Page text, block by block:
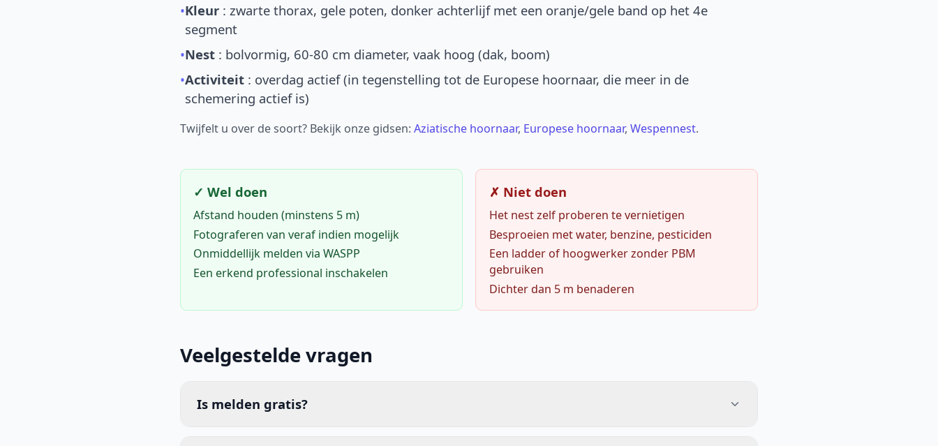
•Kleur : zwarte thorax, gele poten, donker achterlijf met een oranje/gele band op het 4e
segment
•Nest : bolvormig, 60-80 cm diameter, vaak hoog (dak, boom)
•Activiteit : overdag actief (in tegenstelling tot de Europese hoornaar, die meer in de
schemering actief is)
Twijfelt u over de soort? Bekijk onze gidsen: Aziatische hoornaar, Europese hoornaar, Wespennest.
✓ Wel doen
Afstand houden (minstens 5 m)
Fotograferen van veraf indien mogelijk
Onmiddellijk melden via WASPP
Een erkend professional inschakelen
✗ Niet doen
Het nest zelf proberen te vernietigen
Besproeien met water, benzine, pesticiden
Een ladder of hoogwerker zonder PBM
gebruiken
Dichter dan 5 m benaderen
Veelgestelde vragen
Is melden gratis?